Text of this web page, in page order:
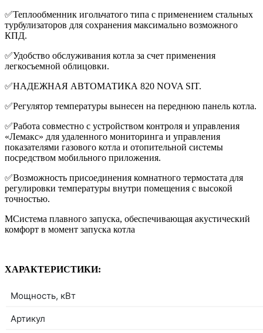
✅Теплообменник игольчатого типа с применением стальных
турбулизаторов для сохранения максимально возможного
КПД.
✅Удобство обслуживания котла за счет применения
легкосъемной облицовки.
✅НАДЕЖНАЯ АВТОМАТИКА 820 NOVA SIT.
✅Регулятор температуры вынесен на переднюю панель котла.
✅Работа совместно с устройством контроля и управления
«Лемакс» для удаленного мониторинга и управления
показателями газового котла и отопительной системы
посредством мобильного приложения.
✅Возможность присоединения комнатного термостата для
регулировки температуры внутри помещения с высокой
точностью.
МСистема плавного запуска, обеспечивающая акустический
комфорт в момент запуска котла
ХАРАКТЕРИСТИКИ:
Мощность, кВт
Артикул